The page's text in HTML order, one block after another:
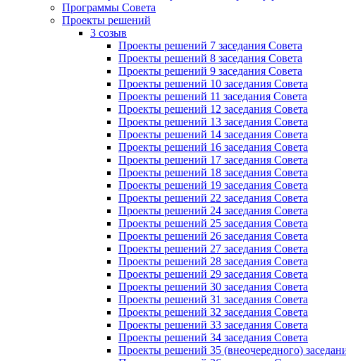
Программы Совета
Проекты решений
3 созыв
Проекты решений 7 заседания Совета
Проекты решений 8 заседания Совета
Проекты решений 9 заседания Совета
Проекты решений 10 заседания Совета
Проекты решений 11 заседания Совета
Проекты решений 12 заседания Совета
Проекты решений 13 заседания Совета
Проекты решений 14 заседания Совета
Проекты решений 16 заседания Совета
Проекты решений 17 заседания Совета
Проекты решений 18 заседания Совета
Проекты решений 19 заседания Совета
Проекты решений 22 заседания Совета
Проекты решений 24 заседания Совета
Проекты решений 25 заседания Совета
Проекты решений 26 заседания Совета
Проекты решений 27 заседания Совета
Проекты решений 28 заседания Совета
Проекты решений 29 заседания Совета
Проекты решений 30 заседания Совета
Проекты решений 31 заседания Совета
Проекты решений 32 заседания Совета
Проекты решений 33 заседания Совета
Проекты решений 34 заседания Совета
Проекты решений 35 (внеочередного)